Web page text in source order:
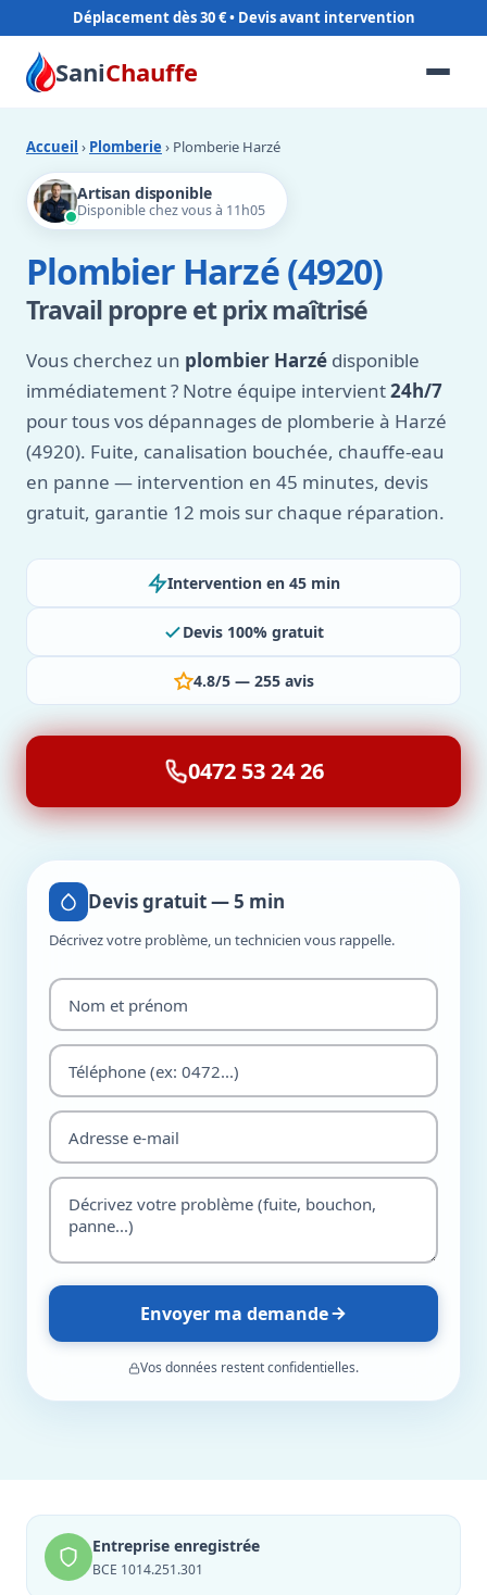
Déplacement dès 30 €
SaniChauffe
Accueil › Plomberie › Plomberie Harzé
Artisan disponible
Disponible chez vous à 11h05
Plombier Harzé (4920)
Travail propre et prix maîtrisé
Vous cherchez un plombier Harzé disponible
immédiatement ? Notre équipe intervient24h/7
pour tous vos dépannages de plomberie à Harzé
(4920). Fuite, canalisation bouchée, chauffe-eau
en panne — intervention en 45 minutes, devis
gratuit, garantie 12 mois sur chaque réparation.
Intervention en 45 min
Devis 100% gratuit
4.8/5 — 255 avis
0472 53 24 26
Devis gratuit — 5 min
Décrivez votre problème, un technicien vous rappelle.
Envoyer ma demande
Vos données restent confidentielles.
Entreprise enregistrée
BCE 1014.251.301